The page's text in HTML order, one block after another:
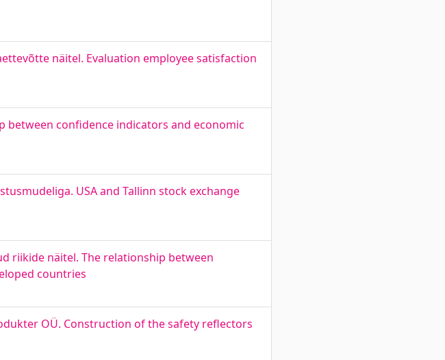
näitel. Evaluation employee satisfaction
between confidence indicators and economic
USA and Tallinn stock exchange
riikide näitel. The relationship between
countries
OÜ. Construction of the safety reflectors